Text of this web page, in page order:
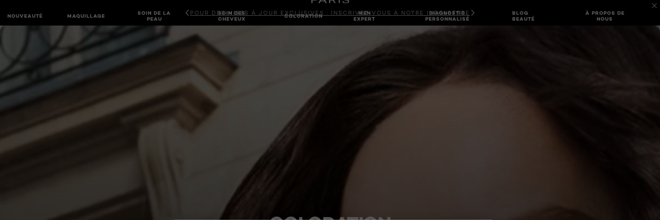
POUR DES MISES À JOUR EXCLUSIVES : INSCRIVEZ-VOUS À NOTRE INFOLETTRE
NOUVEAUTÉ MAQUILLAGE
SOIN DE LA
PEAU
SOIN DES
CHEVEUX
COLORATION
MEN
EXPERT
DIAGNOSTIC
PERSONNALISÉ
BLOG
BEAUTÉ
À PROPOS DE
NOUS